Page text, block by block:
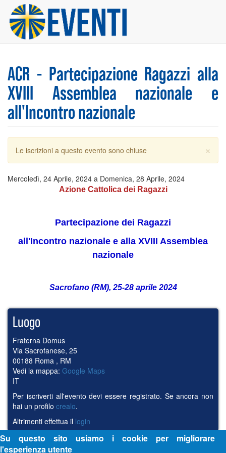
contenuto
principale
ACR - Partecipazione Ragazzi alla
XVIII Assemblea nazionale e
all'Incontro nazionale
×
Messaggio
Le iscrizioni a questo evento sono chiuse
Mercoledì, 24 Aprile, 2024 a Domenica, 28 Aprile, 2024
Azione Cattolica dei Ragazzi
Partecipazione dei Ragazzi
all'Incontro nazionale e alla XVIII Assemblea
nazionale
Sacrofano (RM), 25-28 aprile 2024
Luogo
Fraterna Domus
Via Sacrofanese, 25
00188 Roma , RM
Vedi la mappa: Google Maps
IT
Per iscriverti all'evento devi essere registrato. Se ancora non
hai un profilo crealo.
Altrimenti effettua il login
Su questo sito usiamo i cookie per migliorare
l'esperienza utente